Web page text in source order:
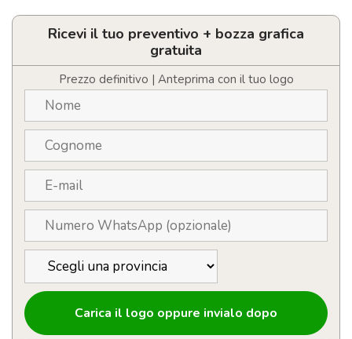
in
sugheroRicevi il tuo preventivo + bozza grafica
gratuita
Prezzo definitivo | Anteprima con il tuo logo
Carica il logo oppure invialo dopo